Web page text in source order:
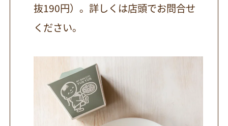
抜190円）。詳しくは店頭でお問合せ
ください。